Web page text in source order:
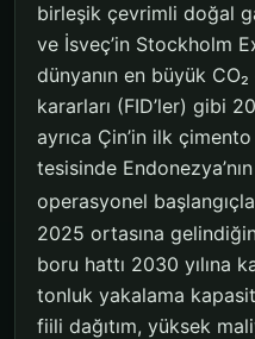
birleşik çevrimli doğal
ve İsveç’in Stockholm
dünyanın en büyük
kararları (FID’ler) gibi
ayrıca Çin’in ilk
tesisinde
operasyonel
2025 ortasına
boru hattı 2030 yılına
tonluk yakalama
fiili dağıtım, yüksek